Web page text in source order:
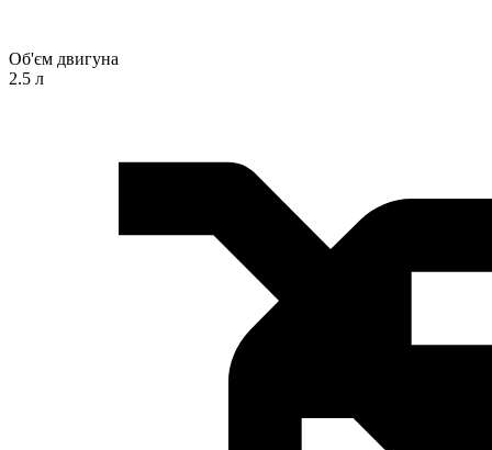
Об'єм двигуна
2.5 л